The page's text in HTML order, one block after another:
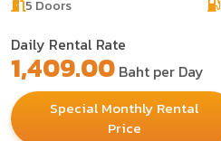
5 Doors
Daily Rental Rate
1,409.00 Baht per Day
Special Monthly Rental
Price